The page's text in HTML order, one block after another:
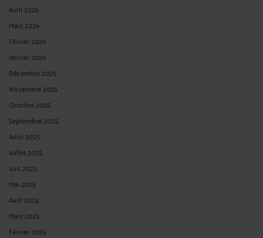
Avril 2026
Mars 2026
Février 2026
Janvier 2026
Décembre 2025
Novembre 2025
Octobre 2025
Septembre 2025
Août 2025
Juillet 2025
Juin 2025
Mai 2025
Avril 2025
Mars 2025
Février 2025